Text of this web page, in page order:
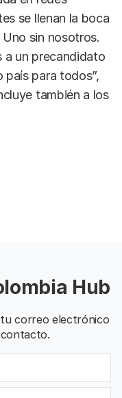
se llenan la boca
sin nosotros.
a un precandidato
país para todos”,
también a los
Hub
correo electrónico